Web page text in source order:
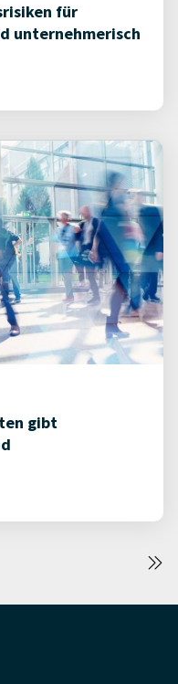
für
unternehmerisch
gibt